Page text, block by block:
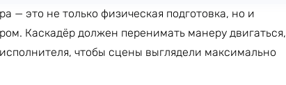
— это не только физическая подготовка, но и
Каскадёр должен перенимать манеру двигаться,
чтобы сцены выглядели максимально